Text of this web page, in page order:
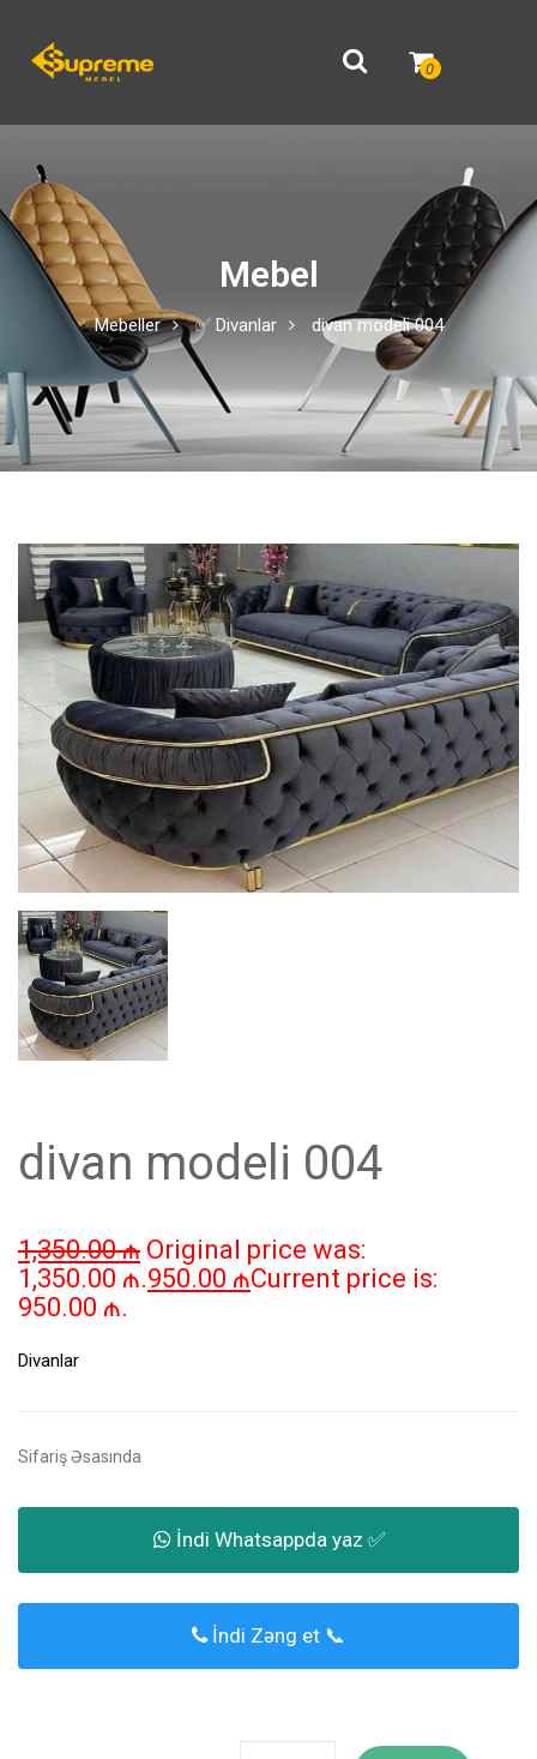
0
Mebel
Mebeller ✅ Divanlar divan modeli 004
divan modeli 004
1,350.00₼ Original price was:
1,350.00 ₼.950.00 ₼Current price is:
950.00 ₼.
Divanlar
Sifariş Əsasında
İndi Whatsappda yaz ✅
İndi Zəng et 📞